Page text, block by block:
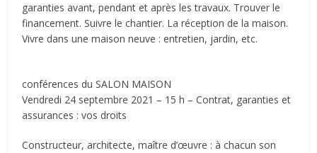
garanties avant, pendant et après les travaux. Trouver le
financement. Suivre le chantier. La réception de la maison.
Vivre dans une maison neuve : entretien, jardin, etc.
conférences du SALON MAISON
Vendredi 24 septembre 2021 – 15 h – Contrat, garanties et
assurances : vos droits
Constructeur, architecte, maître d’œuvre : à chacun son